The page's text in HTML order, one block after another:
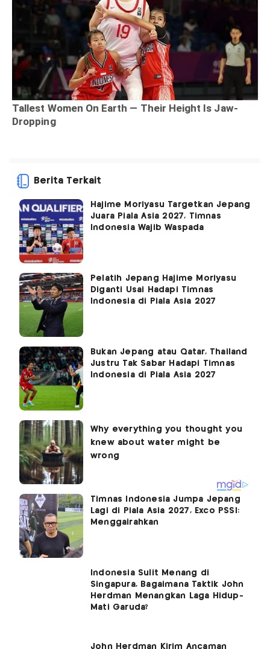
Berita Terkait
Hajime Moriyasu Targetkan Jepang
Juara Piala Asia 2027, Timnas
Indonesia Wajib Waspada
Pelatih Jepang Hajime Moriyasu
Diganti Usai Hadapi Timnas
Indonesia di Piala Asia 2027
Bukan Jepang atau Qatar, Thailand
Justru Tak Sabar Hadapi Timnas
Indonesia di Piala Asia 2027
Timnas Indonesia Jumpa Jepang
Lagi di Piala Asia 2027, Exco PSSI:
Menggairahkan
Indonesia Sulit Menang di
Singapura, Bagaimana Taktik John
Herdman Menangkan Laga Hidup-
Mati Garuda?
John Herdman Kirim Ancaman